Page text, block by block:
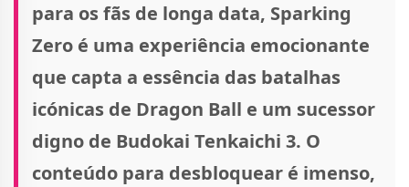
para os fãs de longa data, Sparking
Zero é uma experiência emocionante
que capta a essência das batalhas
icónicas de Dragon Ball e um sucessor
digno de Budokai Tenkaichi 3. O
conteúdo para desbloquear é imenso,